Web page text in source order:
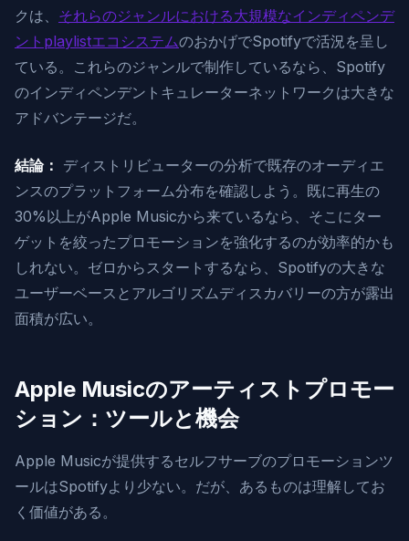
クは、 それらのジャンルにおける大規模なインディペンデ
ントplaylistエコシステムのおかげでSpotifyで活況を呈し
ている。これらのジャンルで制作しているなら、Spotify
のインディペンデントキュレーターネットワークは大きな
アドバンテージだ。
結論： ディストリビューターの分析で既存のオーディエ
ンスのプラットフォーム分布を確認しよう。既に再生の
30%以上がApple Musicから来ているなら、そこにター
ゲットを絞ったプロモーションを強化するのが効率的かも
しれない。ゼロからスタートするなら、Spotifyの大きな
ユーザーベースとアルゴリズムディスカバリーの方が露出
面積が広い。
Apple Musicのアーティストプロモー
ション：ツールと機会
Apple Musicが提供するセルフサーブのプロモーションツ
ールはSpotifyより少ない。だが、あるものは理解してお
く価値がある。